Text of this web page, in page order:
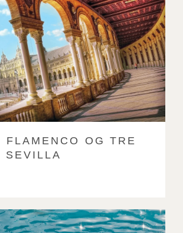
FLAMENCO OG TRE
SEVILLA